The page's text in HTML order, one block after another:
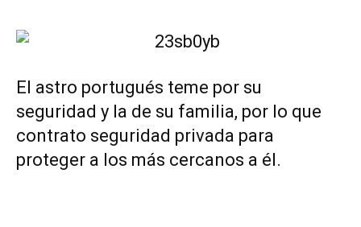
El astro portugués teme por su
seguridad y la de su familia, por lo que
contrato seguridad privada para
proteger a los más cercanos a él.